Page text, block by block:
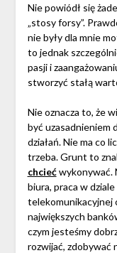
Nie powiódł się
„stosy forsy”.
nie były dla mnie
to jednak
pasji i
stworzyć stałą
Nie oznacza to, że
być uzasadnieniem
działań. Nie ma co
trzeba. Grunt to
chciećwykonywać.
biura, praca w
telekomunikacyjnej
największych
czym jesteśmy
rozwijać, zdobywać